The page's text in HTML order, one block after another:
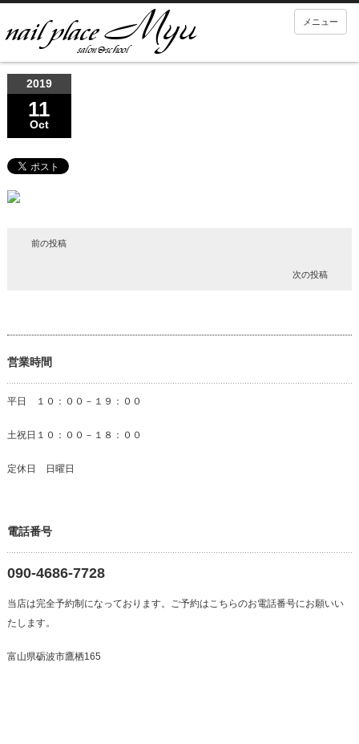
メニュー
2019
11
Oct
前の投稿
次の投稿
営業時間
平日 １０：００－１９：００
土祝日１０：００－１８：００
定休日 日曜日
電話番号
090-4686-7728
当店は完全予約制になっております。ご予約はこちらのお電話番号にお願いい
たします。
富山県砺波市鷹栖165